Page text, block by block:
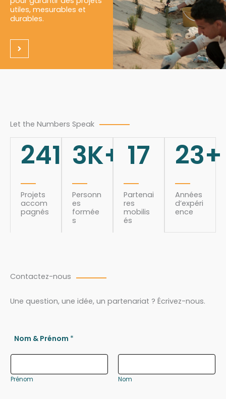
Let the Numbers Speak
utiles, mesurables et
durables.
241
Projets
accom
pagnés
3K+
Personn
es
formée
s
17
Partenai
res
mobilis
és
23+
Années
d’expéri
ence
Contactez-nous
Une question, une idée, un partenariat ? Écrivez-nous.
Nom & Prénom *
Prénom Nom